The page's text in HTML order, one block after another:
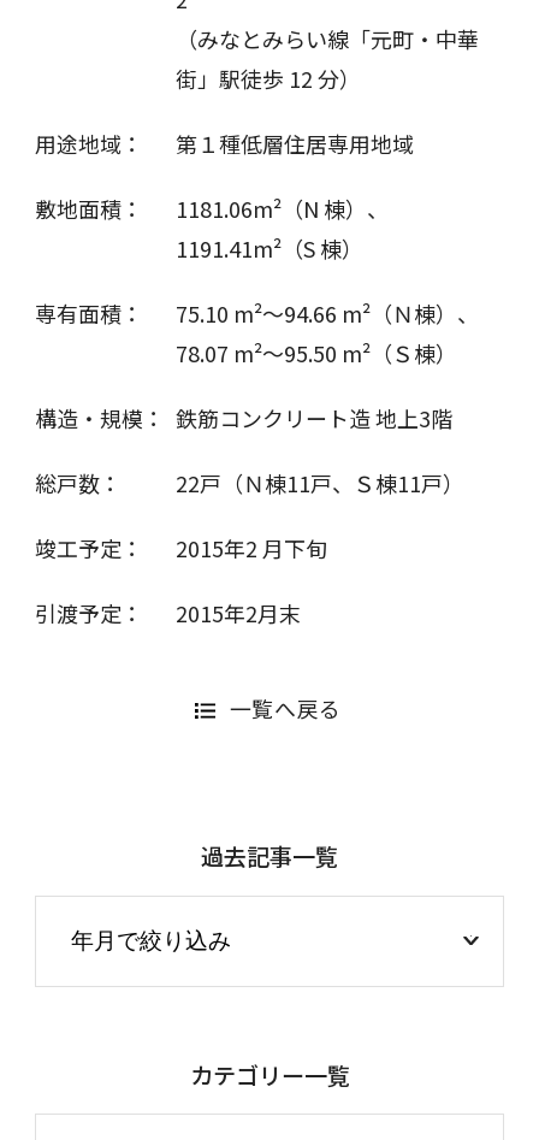
（みなとみらい線「元町・中華
街」駅徒歩 12 分）
用途地域： 第１種低層住居専用地域
敷地面積：
1181.06m²（N 棟）、
1191.41m²（S 棟）
専有面積：
75.10 m²～94.66 m²（Ｎ棟）、
78.07 m²～95.50 m²（Ｓ棟）
構造・規模： 鉄筋コンクリート造 地上3階
総戸数： 22戸（Ｎ棟11戸、Ｓ棟11戸）
竣工予定： 2015年2 月下旬
引渡予定： 2015年2月末
一覧へ戻る
過去記事一覧
カテゴリー一覧